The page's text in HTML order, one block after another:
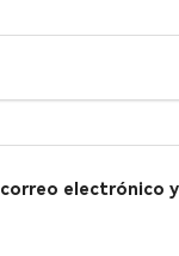
electrónico